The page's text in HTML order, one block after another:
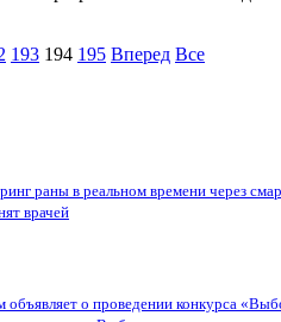
193 194 195 Вперед Все
раны в реальном времени через
врачей
о проведении конкурса